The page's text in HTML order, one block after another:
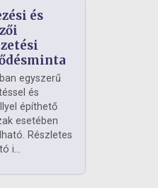
és
egyszerű
és
építhető
esetében
Részletes
i...